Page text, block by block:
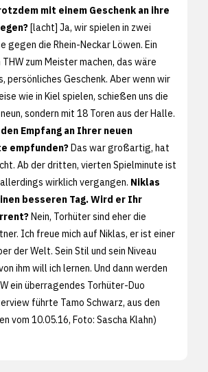
mit einem Geschenk an ihre
[lacht] Ja, wir spielen in zwei
gegen die Rhein-Neckar Löwen. Ein
zum Meister machen, das wäre
persönliches Geschenk. Aber wenn wir
wie in Kiel spielen, schießen uns die
sondern mit 18 Toren aus der Halle.
Empfang an Ihrer neuen
empfunden?Das war großartig, hat
Ab der dritten, vierten Spielminute ist
wirklich vergangen. Niklas
besseren Tag. Wird er Ihr
Nein, Torhüter sind eher die
Ich freue mich auf Niklas, er ist einer
der Welt. Sein Stil und sein Niveau
ihm will ich lernen. Und dann werden
ein überragendes Torhüter-Duo
führte Tamo Schwarz, aus den
vom 10.05.16, Foto: Sascha Klahn)